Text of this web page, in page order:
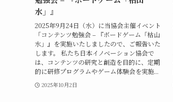
水」』
2025年9月24日（水）に当協会主催イベント
「コンテンツ勉強会 – 『ボードゲーム「枯山
水」』を実施いたしましたので、ご報告いた
します。 私たち日本イノベーション協会で
は、コンテンツの研究と創造を目的に、定期
的に研修プログラムやゲーム体験会を実施...
2025年10月2日